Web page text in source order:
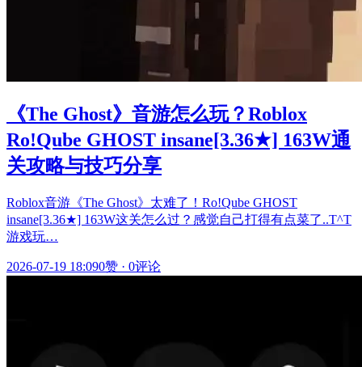
《The Ghost》音游怎么玩？Roblox
Ro!Qube GHOST insane[3.36★] 163W通
关攻略与技巧分享
Roblox音游《The Ghost》太难了！Ro!Qube GHOST
insane[3.36★] 163W这关怎么过？感觉自己打得有点菜了..T^T
游戏玩…
2026-07-19 18:090赞 · 0评论